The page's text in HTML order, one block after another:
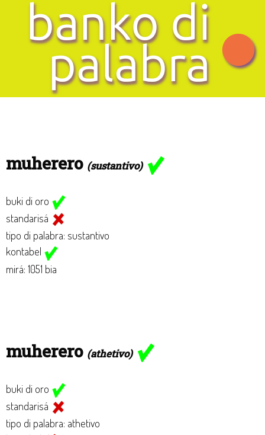
muherero (sustantivo)
buki di oro
standarisá
tipo di palabra: sustantivo
kontabel
mirá: 1051 bia
muherero (athetivo)
buki di oro
standarisá
tipo di palabra: athetivo